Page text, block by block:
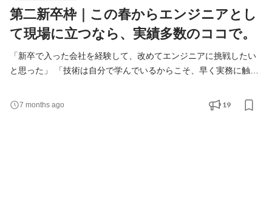
第二新卒枠｜この春からエンジニアとし
て現場に立つなら、実績多数のココで。
「新卒で入った会社を経験して、改めてエンジニアに挑戦したい
と思った」 「技術は自分で学んでいるからこそ、早く実務に触れ
タートさせたい」 もし、そんな想いを抱えているなら。 わのせん
すで、実務にすぐ携われるエンジニアキャリアを描きませんか？
7 months ago 19